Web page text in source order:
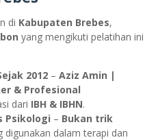
di Kabupaten Brebes,
yang mengikuti pelatihan ini
2012 – Aziz Amin |
& Profesional
dari IBH & IBHN.
Psikologi – Bukan trik
digunakan dalam terapi dan